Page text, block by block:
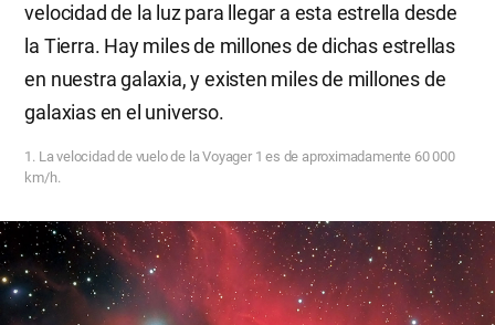
velocidad de la luz para llegar a esta estrella desde
la Tierra. Hay miles de millones de dichas estrellas
en nuestra galaxia, y existen miles de millones de
galaxias en el universo.
1. La velocidad de vuelo de la Voyager 1 es de aproximadamente 60 000
km/h.